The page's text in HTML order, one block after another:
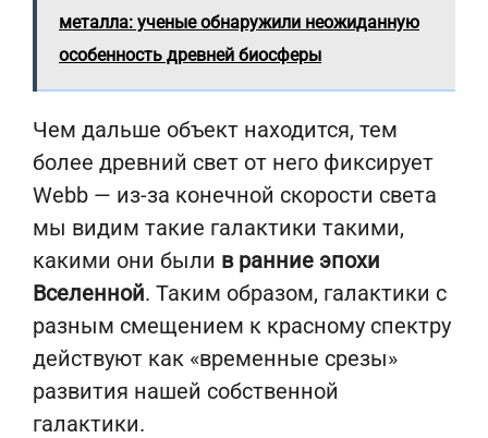
металла: ученые обнаружили неожиданную
особенность древней биосферы
Чем дальше объект находится, тем
более древний свет от него фиксирует
Webb — из-за конечной скорости света
мы видим такие галактики такими,
какими они были в ранние эпохи
Вселенной. Таким образом, галактики с
разным смещением к красному спектру
действуют как «временные срезы»
развития нашей собственной
галактики.